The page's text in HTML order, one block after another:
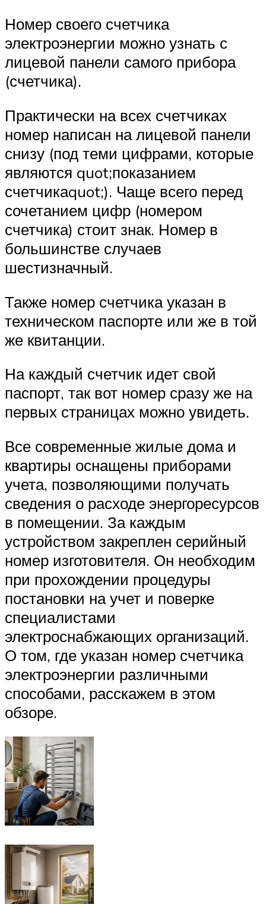
Номер своего счетчика
электроэнергии можно узнать с
лицевой панели самого прибора
(счетчика).
Практически на всех счетчиках
номер написан на лицевой панели
снизу (под теми цифрами, которые
являются quot;показанием
счетчикаquot;). Чаще всего перед
сочетанием цифр (номером
счетчика) стоит знак. Номер в
большинстве случаев
шестизначный.
Также номер счетчика указан в
техническом паспорте или же в той
же квитанции.
На каждый счетчик идет свой
паспорт, так вот номер сразу же на
первых страницах можно увидеть.
Все современные жилые дома и
квартиры оснащены приборами
учета, позволяющими получать
сведения о расходе энергоресурсов
в помещении. За каждым
устройством закреплен серийный
номер изготовителя. Он необходим
при прохождении процедуры
постановки на учет и поверке
специалистами
электроснабжающих организаций.
О том, где указан номер счетчика
электроэнергии различными
способами, расскажем в этом
обзоре.